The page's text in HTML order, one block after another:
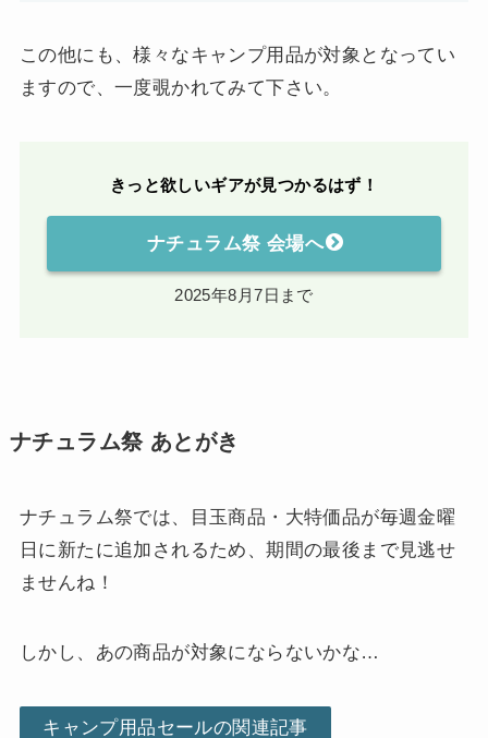
この他にも、様々なキャンプ用品が対象となってい
ますので、一度覗かれてみて下さい。
きっと欲しいギアが見つかるはず！
ナチュラム祭 会場へ
2025年8月7日まで
ナチュラム祭 あとがき
ナチュラム祭では、目玉商品・大特価品が毎週金曜
日に新たに追加されるため、期間の最後まで見逃せ
ませんね！
しかし、あの商品が対象にならないかな…
キャンプ用品セールの関連記事